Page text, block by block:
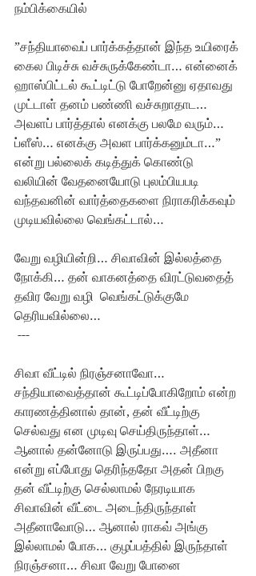
நம்பிக்கையில்
”சந்தியாவைப் பார்க்கத்தான் இந்த உயிரைக்
கைல பிடிச்சு வச்சுருக்கேண்டா… என்னைக்
ஹாஸ்பிட்டல் கூட்டிட்டு போறேன்னு ஏதாவது
முட்டாள் தனம் பண்ணி வச்சுறாதாட…
அவளப் பார்த்தால் எனக்கு பலமே வரும்…
ப்ளீஸ்… எனக்கு அவள பார்க்கனும்டா…”
என்று பல்லைக் கடித்துக் கொண்டு
வலியின் வேதனையோடு புலம்பியபடி
வந்தவனின் வார்த்தைகளை நிராகரிக்கவும்
முடியவில்லை வெங்கட்டால்…
வேறு வழியின்றி… சிவாவின் இல்லத்தை
நோக்கி… தன் வாகனத்தை விரட்டுவதைத்
தவிர வேறு வழி  வெங்கட்டுக்குமே
தெரியவில்லை…
---
சிவா வீட்டில் நிரஞ்சனாவோ…
சந்தியாவைத்தான் கூட்டிப்போகிறோம் என்ற
காரணத்தினால் தான், தன் வீட்டிற்கு
செல்வது என முடிவு செய்திருந்தாள்…
ஆனால் தன்னோடு இருப்பது…. அதீனா
என்று எப்போது தெரிந்ததோ அதன் பிறகு
தன் வீட்டிற்கு செல்லாமல் நேரடியாக
சிவாவின் வீட்டை அடைந்திருந்தாள்
அதீனாவோடு… ஆனால் ராகவ் அங்கு
இல்லாமல் போக… குழப்பத்தில் இருந்தாள்
நிரஞ்சனா… சிவா வேறு போனை